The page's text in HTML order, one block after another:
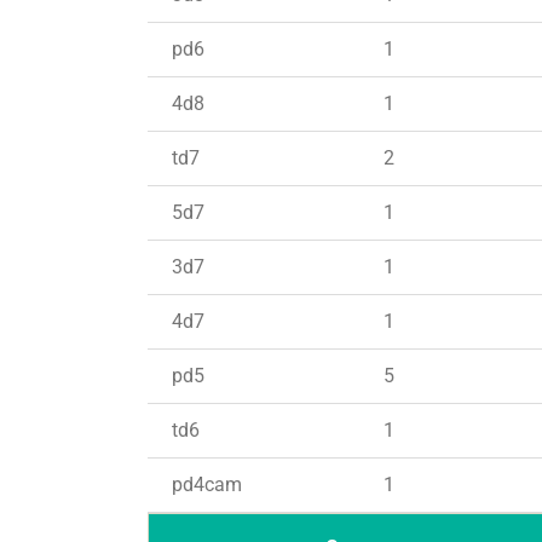
pd6 1
4d8 1
td7 2
5d7 1
3d7 1
4d7 1
pd5 5
td6 1
pd4cam 1